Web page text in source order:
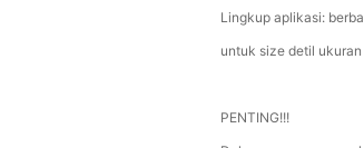
Lingkup aplikasi:
untuk size detil
PENTING!!!